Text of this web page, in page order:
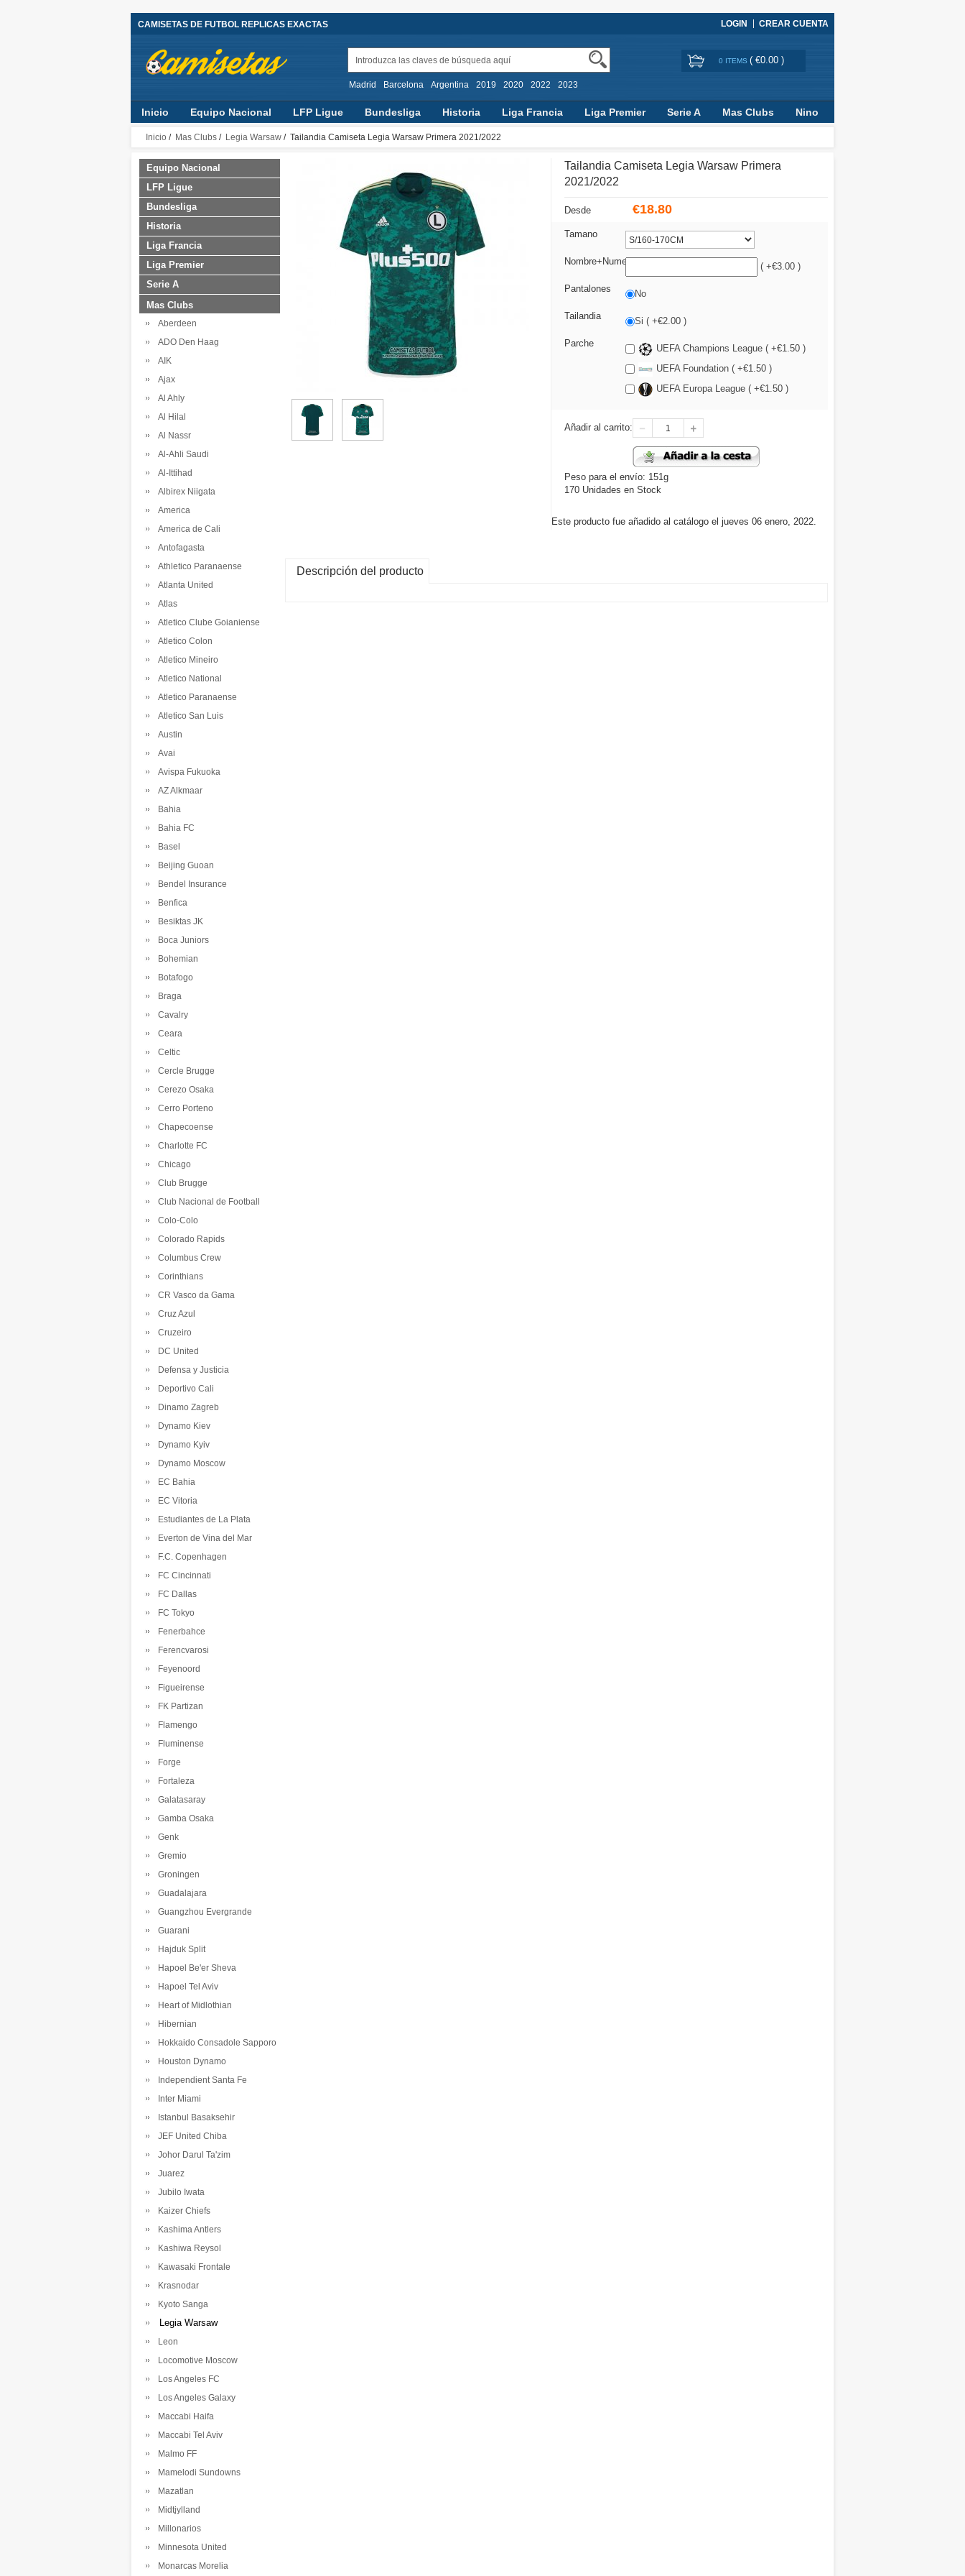
CAMISETAS DE FUTBOL REPLICAS EXACTAS LOGIN CREAR CUENTA
Madrid Barcelona Argentina 2019 2020 2022 2023
0 ITEMS ( €0.00 )
Inicio Equipo Nacional LFP Ligue Bundesliga Historia Liga Francia Liga Premier Serie A Mas Clubs Nino
Inicio / Mas Clubs / Legia Warsaw / Tailandia Camiseta Legia Warsaw Primera 2021/2022
Equipo Nacional
LFP Ligue
Bundesliga
Historia
Liga Francia
Liga Premier
Serie A
Mas Clubs
Aberdeen
ADO Den Haag
AIK
Ajax
Al Ahly
Al Hilal
Al Nassr
Al-Ahli Saudi
Al-Ittihad
Albirex Niigata
America
America de Cali
Antofagasta
Athletico Paranaense
Atlanta United
Atlas
Atletico Clube Goianiense
Atletico Colon
Atletico Mineiro
Atletico National
Atletico Paranaense
Atletico San Luis
Austin
Avai
Avispa Fukuoka
AZ Alkmaar
Bahia
Bahia FC
Basel
Beijing Guoan
Bendel Insurance
Benfica
Besiktas JK
Boca Juniors
Bohemian
Botafogo
Braga
Cavalry
Ceara
Celtic
Cercle Brugge
Cerezo Osaka
Cerro Porteno
Chapecoense
Charlotte FC
Chicago
Club Brugge
Club Nacional de Football
Colo-Colo
Colorado Rapids
Columbus Crew
Corinthians
CR Vasco da Gama
Cruz Azul
Cruzeiro
DC United
Defensa y Justicia
Deportivo Cali
Dinamo Zagreb
Dynamo Kiev
Dynamo Kyiv
Dynamo Moscow
EC Bahia
EC Vitoria
Estudiantes de La Plata
Everton de Vina del Mar
F.C. Copenhagen
FC Cincinnati
FC Dallas
FC Tokyo
Fenerbahce
Ferencvarosi
Feyenoord
Figueirense
FK Partizan
Flamengo
Fluminense
Forge
Fortaleza
Galatasaray
Gamba Osaka
Genk
Gremio
Groningen
Guadalajara
Guangzhou Evergrande
Guarani
Hajduk Split
Hapoel Be'er Sheva
Hapoel Tel Aviv
Heart of Midlothian
Hibernian
Hokkaido Consadole Sapporo
Houston Dynamo
Independient Santa Fe
Inter Miami
Istanbul Basaksehir
JEF United Chiba
Johor Darul Ta'zim
Juarez
Jubilo Iwata
Kaizer Chiefs
Kashima Antlers
Kashiwa Reysol
Kawasaki Frontale
Krasnodar
Kyoto Sanga
Legia Warsaw
Leon
Locomotive Moscow
Los Angeles FC
Los Angeles Galaxy
Maccabi Haifa
Maccabi Tel Aviv
Malmo FF
Mamelodi Sundowns
Mazatlan
Midtjylland
Millonarios
Minnesota United
Monarcas Morelia
Tailandia Camiseta Legia Warsaw Primera
2021/2022
Desde €18.80
Tamano
Nombre+Numero ( +€3.00 )
Pantalones No
Tailandia Si ( +€2.00 )
Parche
UEFA Champions League ( +€1.50 )
UEFA Foundation ( +€1.50 )
UEFA Europa League ( +€1.50 )
Añadir al carrito:
Peso para el envío: 151g
170 Unidades en Stock
Este producto fue añadido al catálogo el jueves 06 enero, 2022.
Descripción del producto